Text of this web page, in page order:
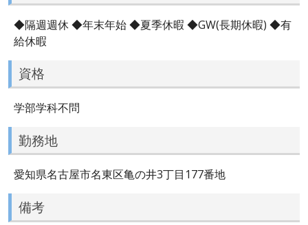
◆隔週週休 ◆年末年始 ◆夏季休暇 ◆GW(長期休暇) ◆有
給休暇
資格
学部学科不問
勤務地
愛知県名古屋市名東区亀の井3丁目177番地
備考